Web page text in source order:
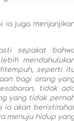
ia juga
sepakat
seperti
bagi orang
tidak
yang tidak
ia akan
menuju hidup